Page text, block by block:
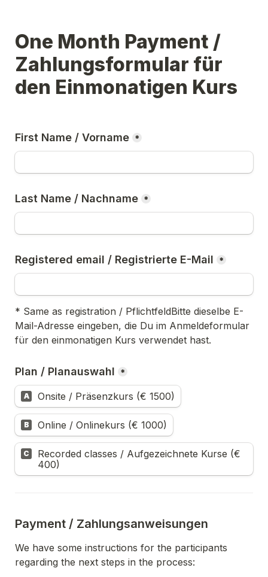
Zahlungsformular für
den Einmonatigen Kurs
First Name / Vorname *
Last Name / Nachname *
Registered email / Registrierte E-Mail *
* Same as registration / PflichtfeldBitte dieselbe E-
Mail-Adresse eingeben, die Du im Anmeldeformular
für den einmonatigen Kurs verwendet hast.
Plan / Planauswahl *
A Onsite / Präsenzkurs (€ 1500)
B Online / Onlinekurs (€ 1000)
C
Recorded classes / Aufgezeichnete Kurse (€
400)
Payment / Zahlungsanweisungen
We have some instructions for the participants
regarding the next steps in the process: